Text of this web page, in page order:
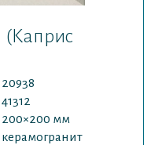
(Каприс
20938
41312
200×200 мм
керамогранит